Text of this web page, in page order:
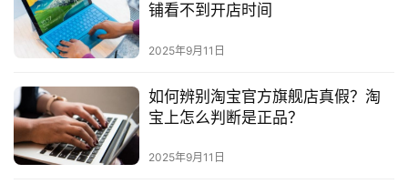
铺看不到开店时间
2025年9月11日
如何辨别淘宝官方旗舰店真假？淘
宝上怎么判断是正品？
2025年9月11日